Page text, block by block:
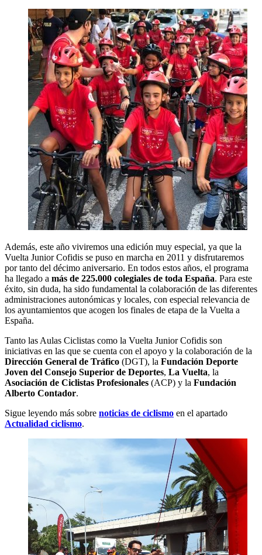
Además, este año viviremos una edición muy especial, ya que la
Vuelta Junior Cofidis se puso en marcha en 2011 y disfrutaremos
por tanto del décimo aniversario. En todos estos años, el programa
ha llegado a más de 225.000 colegiales de toda España. Para este
éxito, sin duda, ha sido fundamental la colaboración de las diferentes
administraciones autonómicas y locales, con especial relevancia de
los ayuntamientos que acogen los finales de etapa de la Vuelta a
España.
Tanto las Aulas Ciclistas como la Vuelta Junior Cofidis son
iniciativas en las que se cuenta con el apoyo y la colaboración de la
Dirección General de Tráfico (DGT), la Fundación Deporte
Joven del Consejo Superior de Deportes, La Vuelta, la
Asociación de Ciclistas Profesionales (ACP) y la Fundación
Alberto Contador.
Sigue leyendo más sobre noticias de ciclismo en el apartado
Actualidad ciclismo.